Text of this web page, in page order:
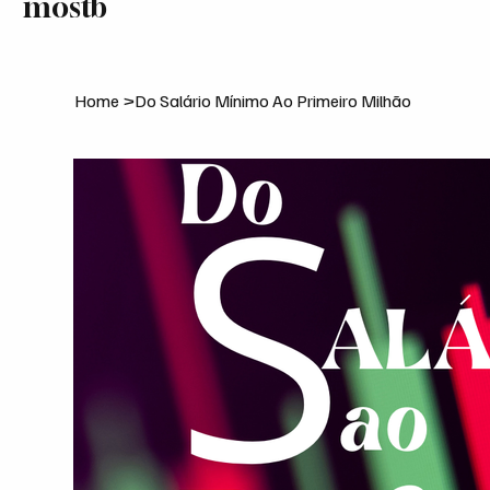
mostb
Home >Do Salário Mínimo Ao Primeiro Milhão